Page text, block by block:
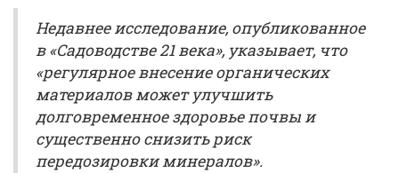
Недавнее исследование, опубликованное
в «Садоводстве 21 века», указывает, что
«регулярное внесение органических
материалов может улучшить
долговременное здоровье почвы и
существенно снизить риск
передозировки минералов».